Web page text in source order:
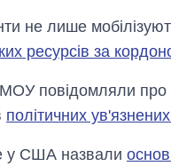
не лише
ресурсів за
повідомляли про
політичних ув'язнених
у США назвали